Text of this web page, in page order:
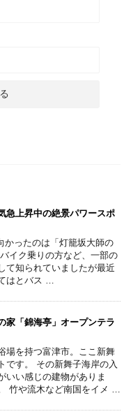
急上昇中の絶景パワースポ
かったのは「灯籠坂大師の
イク乗りの方など、一部の
て知られていましたが最近
はとバス …
家「錦海亭」オープンテラ
場を持つ富津市。ここ新舞
です。 その新舞子海岸の入
いい感じの建物がありま
竹や流木など南国をイメ …